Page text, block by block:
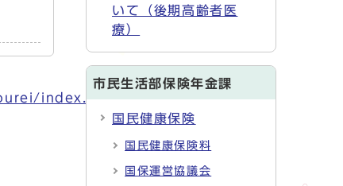
index.html
いて（後期高齢者医
療）
市民生活部保険年金課
国民健康保険
国民健康保険料
国保運営協議会